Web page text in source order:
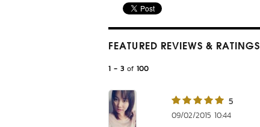
FEATURED REVIEWS & RATINGS
1 - 3 of 100
5
09/02/2015 10:44